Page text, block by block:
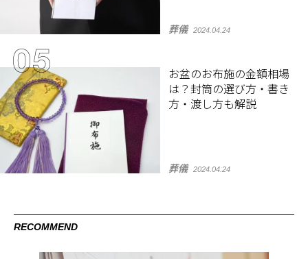
葬儀 2024.04.24
お盆のお布施の金額相場
は？封筒の選び方・書き
方・渡し方も解説
葬儀 2024.04.24
RECOMMEND